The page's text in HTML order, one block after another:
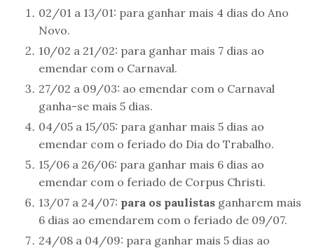
02/01 a 13/01: para ganhar mais 4 dias do Ano
Novo.
10/02 a 21/02: para ganhar mais 7 dias ao
emendar com o Carnaval.
27/02 a 09/03: ao emendar com o Carnaval
ganha-se mais 5 dias.
04/05 a 15/05: para ganhar mais 5 dias ao
emendar com o feriado do Dia do Trabalho.
15/06 a 26/06: para ganhar mais 6 dias ao
emendar com o feriado de Corpus Christi.
13/07 a 24/07: para os paulistasganharem mais
6 dias ao emendarem com o feriado de 09/07.
24/08 a 04/09: para ganhar mais 5 dias ao